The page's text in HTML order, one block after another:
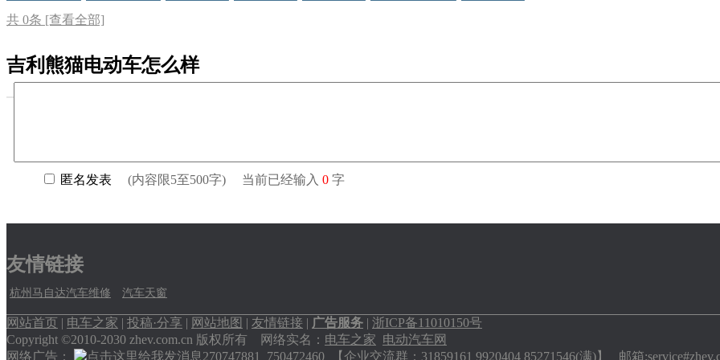
共 0条 [查看全部]
吉利熊猫电动车怎么样
友情链接
杭州马自达汽车维修 汽车天窗
网站首页 | 电车之家 | 投稿·分享 | 网站地图 | 友情链接 | 广告服务 | 浙ICP备11010150号
Copyright ©2010-2030 zhev.com.cn 版权所有 网络实名： 电车之家 电动汽车网
网络广告：
270747881 750472460 【企业交流群：31859161 9920404 85271546(满)】 邮箱